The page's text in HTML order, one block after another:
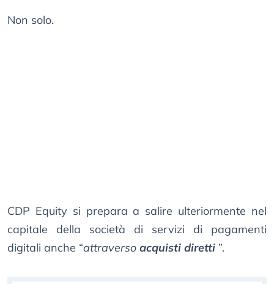
Non solo.
CDP Equity si prepara a salire ulteriormente nel
capitale della società di servizi di pagamenti
digitali anche “attraverso acquisti diretti ”.